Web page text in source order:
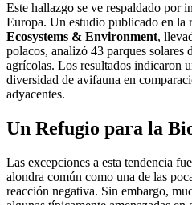
Este hallazgo se ve respaldado por
Europa. Un estudio publicado en la
Ecosystems & Environment,
polacos, analizó 43 parques solares
agrícolas. Los resultados indicaron
diversidad de avifauna en
adyacentes.
Un Refugio para la
Las excepciones a esta tendencia
alondra común como una de las
reacción negativa. Sin embargo,